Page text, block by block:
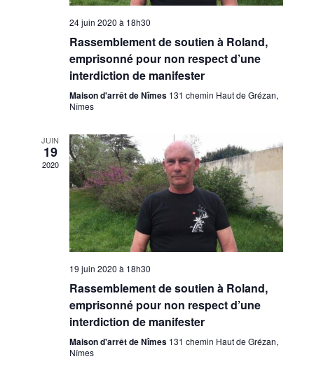
24 juin 2020 à 18h30
Rassemblement de soutien à Roland,
emprisonné pour non respect d’une
interdiction de manifester
Maison d'arrêt de Nîmes 131 chemin Haut de Grézan,
Nîmes
JUIN
19
2020
19 juin 2020 à 18h30
Rassemblement de soutien à Roland,
emprisonné pour non respect d’une
interdiction de manifester
Maison d'arrêt de Nîmes 131 chemin Haut de Grézan,
Nîmes